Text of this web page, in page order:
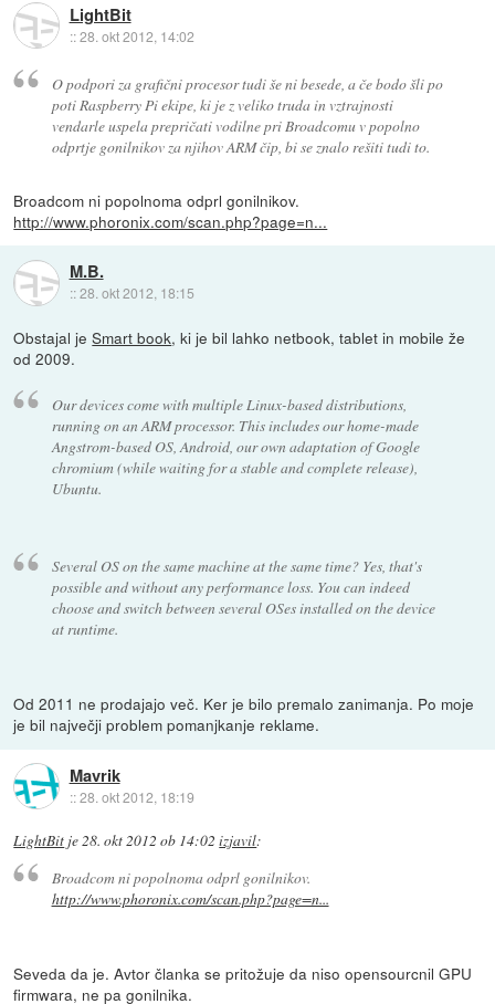
LightBit
::28. okt 2012, 14:02
O podpori za grafični procesor tudi še ni besede, a če bodo šli po
poti Raspberry Pi ekipe, ki je z veliko truda in vztrajnosti
vendarle uspela prepričati vodilne pri Broadcomu v popolno
odprtje gonilnikov za njihov ARM čip, bi se znalo rešiti tudi to.
Broadcom ni popolnoma odprl gonilnikov.
http://www.phoronix.com/scan.php?page=n...
M.B.
::28. okt 2012, 18:15
Obstajal jeSmart book, ki je bil lahko netbook, tablet in mobile že
od 2009.
Our devices come with multiple Linux-based distributions,
running on an ARM processor. This includes our home-made
Angstrom-based OS, Android, our own adaptation of Google
chromium (while waiting for a stable and complete release),
Ubuntu.
Several OS on the same machine at the same time? Yes, that's
possible and without any performance loss. You can indeed
choose and switch between several OSes installed on the device
at runtime.
Od 2011 ne prodajajo več. Ker je bilo premalo zanimanja. Po moje
je bil največji problem pomanjkanje reklame.
Mavrik
::28. okt 2012, 18:19
LightBit je28. okt 2012 ob 14:02 izjavil:
Broadcom ni popolnoma odprl gonilnikov.
http://www.phoronix.com/scan.php?page=n...
Seveda da je. Avtor članka se pritožuje da niso opensourcnil GPU
firmwara, ne pa gonilnika.